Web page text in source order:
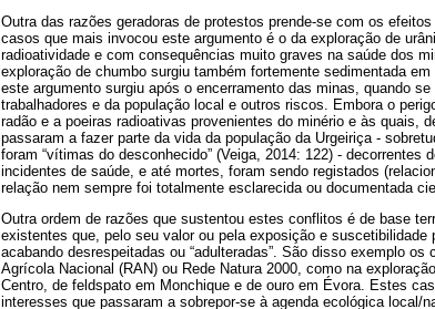
Outra das razões geradoras de protestos prende-se com os
casos que mais invocou este argumento é o da exploração de
radioatividade e com consequências muito graves na saúde dos
exploração de chumbo surgiu também fortemente sedimentada
este argumento surgiu após o encerramento das minas, quando
trabalhadores e da população local e outros riscos. Embora o
radão e a poeiras radioativas provenientes do minério e às quais,
passaram a fazer parte da vida da população da Urgeiriça -
foram “vítimas do desconhecido” (Veiga, 2014: 122) -
incidentes de saúde, e até mortes, foram sendo registados
relação nem sempre foi totalmente esclarecida ou documentada
Outra ordem de razões que sustentou estes conflitos é de base
existentes que, pelo seu valor ou pela exposição e
acabando desrespeitadas ou “adulteradas”. São disso exemplo
Agrícola Nacional (RAN) ou Rede Natura 2000, como na
Centro, de feldspato em Monchique e de ouro em Évora. Estes
interesses que passaram a sobrepor-se à agenda ecológica